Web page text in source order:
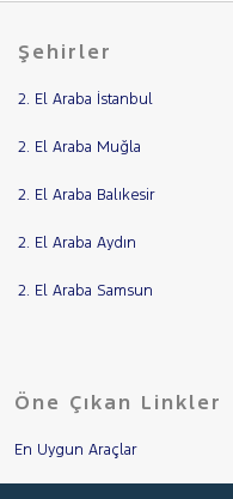
Şehirler
2. El Araba İstanbul
2. El Araba Muğla
2. El Araba Balıkesir
2. El Araba Aydın
2. El Araba Samsun
Öne Çıkan Linkler
En Uygun Araçlar